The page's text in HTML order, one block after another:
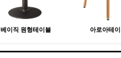
베이직 원형테이블 아로아테